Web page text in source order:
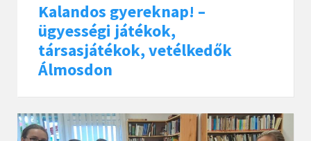
Kalandos gyereknap! –
ügyességi játékok,
társasjátékok, vetélkedők
Álmosdon